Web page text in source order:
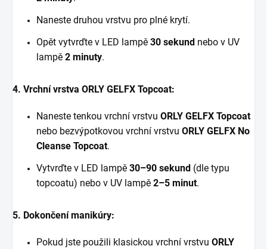
Naneste druhou vrstvu pro plné krytí.
Opět vytvrďte v LED lampě 30 sekund nebo v UV
lampě 2 minuty.
4. Vrchní vrstva ORLY GELFX Topcoat:
Naneste tenkou vrchní vrstvu ORLY GELFX Topcoat
nebo bezvýpotkovou vrchní vrstvu ORLY GELFX No
Cleanse Topcoat.
Vytvrďte v LED lampě 30–90 sekund (dle typu
topcoatu) nebo v UV lampě 2–5 minut.
5. Dokončení manikúry:
Pokud jste použili klasickou vrchní vrstvu ORLY